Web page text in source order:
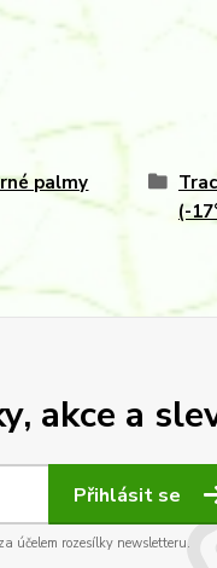
palmy
(-
akce a
Přihlásit se
účelem rozesílky newsletteru.